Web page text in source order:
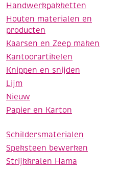
Handwerkpakketten
Houten materialen en
producten
Kaarsen en Zeep maken
Kantoorartikelen
Knippen en snijden
Lijm
Nieuw
Papier en Karton
Schildersmaterialen
Speksteen bewerken
Strijkkralen Hama